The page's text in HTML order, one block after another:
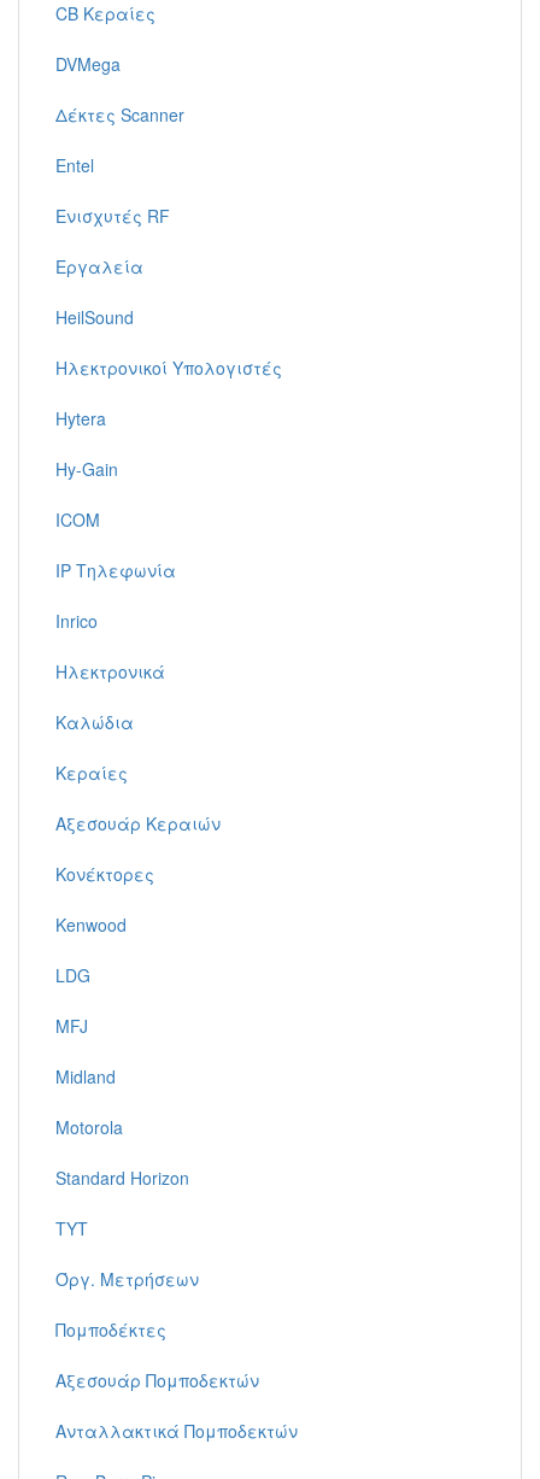
CB Κεραίες
DVMega
Δέκτες Scanner
Entel
Ενισχυτές RF
Εργαλεία
HeilSound
Ηλεκτρονικοί Υπολογιστές
Hytera
Hy-Gain
ICOM
IP Τηλεφωνία
Inrico
Ηλεκτρονικά
Καλώδια
Κεραίες
Αξεσουάρ Κεραιών
Κονέκτορες
Kenwood
LDG
MFJ
Midland
Motorola
Standard Horizon
TYT
Όργ. Μετρήσεων
Πομποδέκτες
Αξεσουάρ Πομποδεκτών
Ανταλλακτικά Πομποδεκτών